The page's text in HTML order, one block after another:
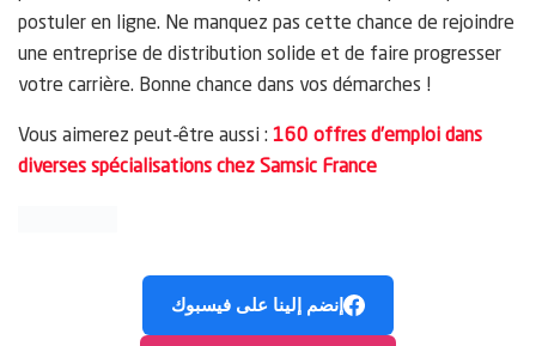
postuler en ligne. Ne manquez pas cette chance de rejoindre
une entreprise de distribution solide et de faire progresser
votre carrière. Bonne chance dans vos démarches !
Vous aimerez peut-être aussi : 160 offres d’emploi dans
diverses spécialisations chez Samsic France
إنضم إلينا على فيسبوك